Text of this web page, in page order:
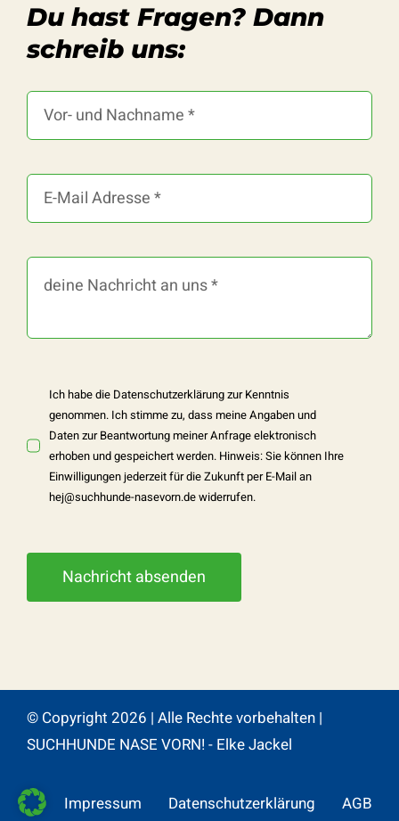
Du hast Fragen? Dann
schreib uns:
Ich habe die Datenschutzerklärungzur Kenntnis
genommen. Ich stimme zu, dass meine Angaben und
Daten zur Beantwortung meiner Anfrage elektronisch
erhoben und gespeichert werden. Hinweis: Sie können Ihre
Einwilligungen jederzeit für die Zukunft per E-Mail an
hej@suchhunde-nasevorn.dewiderrufen.
Nachricht absenden
© Copyright 2026 | Alle Rechte vorbehalten |
SUCHHUNDE NASE VORN! - Elke Jackel
Impressum Datenschutzerklärung AGB